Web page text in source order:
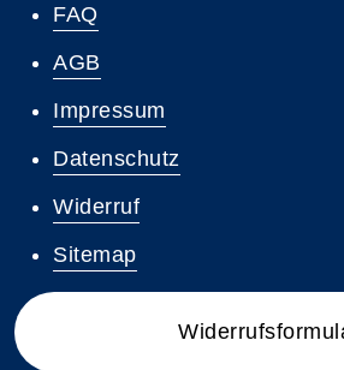
FAQ
AGB
Impressum
Datenschutz
Widerruf
Sitemap